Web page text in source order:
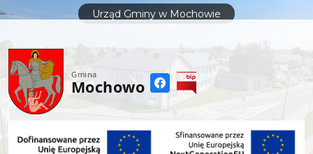
treści
Urząd Gminy w Mochowie
Gmina
Mochowo